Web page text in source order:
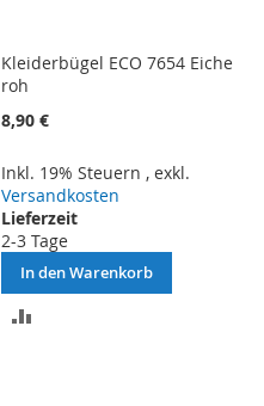
Kleiderbügel ECO 7654 Eiche
roh
8,90 €
Inkl. 19% Steuern ,exkl.
Versandkosten
Lieferzeit
2-3 Tage
In den Warenkorb